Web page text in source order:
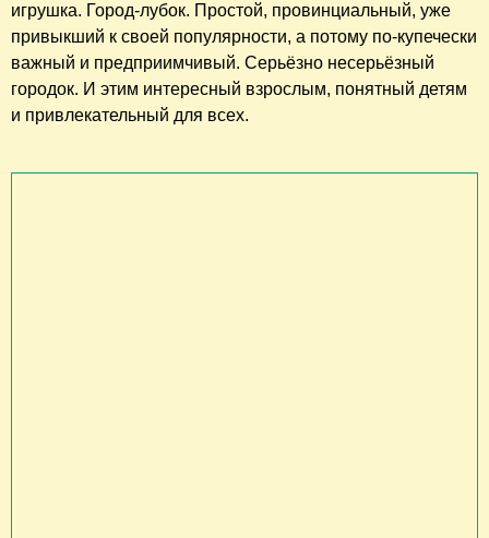
игрушка. Город-лубок. Простой, провинциальный, уже
привыкший к своей популярности, а потому по-купечески
важный и предприимчивый. Серьёзно несерьёзный
городок. И этим интересный взрослым, понятный детям
и привлекательный для всех.